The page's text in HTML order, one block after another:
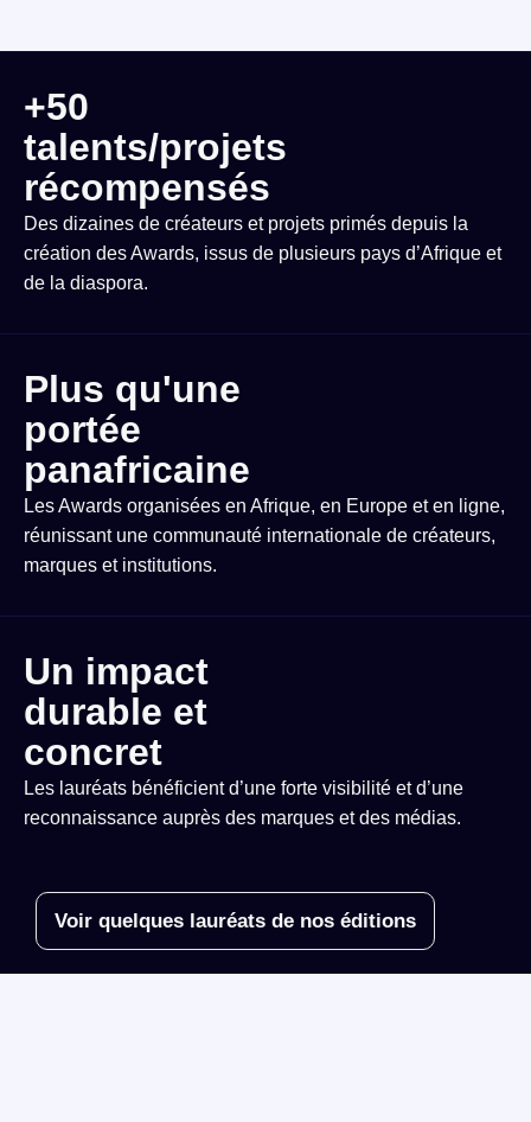
+50
talents/projets
récompensés
Des dizaines de créateurs et projets primés depuis la
création des Awards, issus de plusieurs pays d’Afrique et
de la diaspora.
Plus qu'une
portée
panafricaine
Les Awards organisées en Afrique, en Europe et en ligne,
réunissant une communauté internationale de créateurs,
marques et institutions.
Un impact
durable et
concret
Les lauréats bénéficient d’une forte visibilité et d’une
reconnaissance auprès des marques et des médias.
Voir quelques lauréats de nos éditions